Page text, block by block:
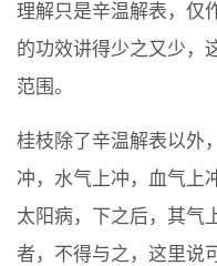
理解只是辛温解表，仅
的功效讲得少之又少，
范围。
桂枝除了辛温解表以外
冲，水气上冲，血气上
太阳病，下之后，其气
者，不得与之，这里说